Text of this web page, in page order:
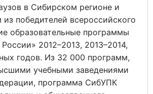
в Сибирском регионе и
из победителей всероссийского
образовательные программы
2012–2013, 2013–2014,
годов. Из 32 000 программ,
учебными заведениями
программа СибУПК